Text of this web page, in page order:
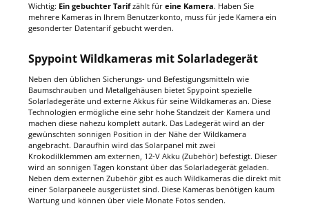
Wichtig: Ein gebuchter Tarifzählt für eine Kamera. Haben Sie
mehrere Kameras in Ihrem Benutzerkonto, muss für jede Kamera ein
gesonderter Datentarif gebucht werden.
Spypoint Wildkameras mit Solarladegerät
Neben den üblichen Sicherungs- und Befestigungsmitteln wie
Baumschrauben und Metallgehäusen bietet Spypoint spezielle
Solarladegeräte und externe Akkus für seine Wildkameras an. Diese
Technologien ermögliche eine sehr hohe Standzeit der Kamera und
machen diese nahezu komplett autark. Das Ladegerät wird an der
gewünschten sonnigen Position in der Nähe der Wildkamera
angebracht. Daraufhin wird das Solarpanel mit zwei
Krokodilklemmen am externen, 12-V Akku (Zubehör) befestigt. Dieser
wird an sonnigen Tagen konstant über das Solarladegerät geladen.
Neben dem externen Zubehör gibt es auch Wildkameras die direkt mit
einer Solarpaneele ausgerüstet sind. Diese Kameras benötigen kaum
Wartung und können über viele Monate Fotos senden.